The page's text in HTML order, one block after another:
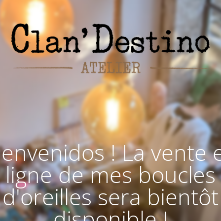
! La vente
ligne de mes boucles
d'oreilles sera bientôt